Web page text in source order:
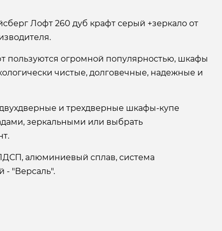
Лофт 260 дуб крафт серый +зеркало от
пользуются огромной популярностью, шкафы
чистые, долговечные, надежные и
и трехдверные шкафы-купе
зеркальными или выбрать
алюминиевый сплав, система
- "Версаль".